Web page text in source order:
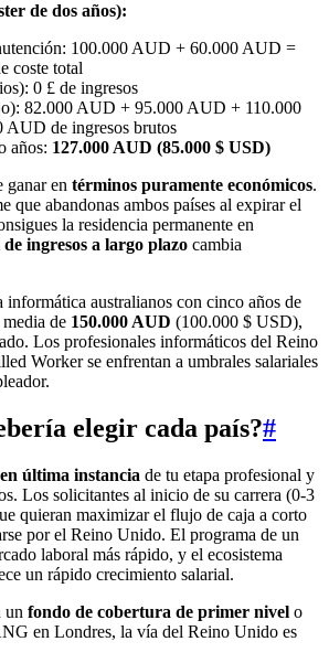
de dos años):
100.000 AUD + 60.000 AUD =
coste total
0 £ de ingresos
82.000 AUD + 95.000 AUD + 110.000
de ingresos brutos
años: 127.000 AUD (85.000 $ USD)
ganar en términos puramente económicos.
que abandonas ambos países al expirar el
la residencia permanente en
ingresos a largo plazo cambia
informática australianos con cinco años de
de 150.000 AUD (100.000 $ USD),
Los profesionales informáticos del Reino
Worker se enfrentan a umbrales salariales
elegir cada país?#
última instancia de tu etapa profesional y
Los solicitantes al inicio de su carrera (0-3
quieran maximizar el flujo de caja a corto
por el Reino Unido. El programa de un
laboral más rápido, y el ecosistema
un rápido crecimiento salarial.
un fondo de cobertura de primer nivel o
en Londres, la vía del Reino Unido es